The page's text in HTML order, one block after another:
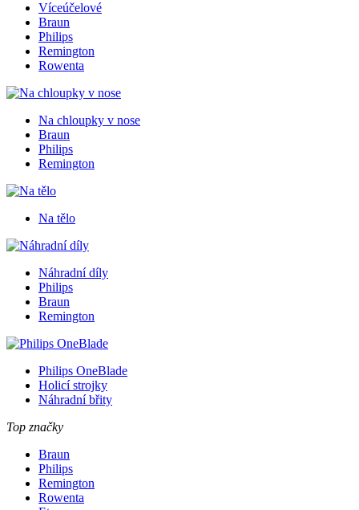
Víceúčelové
Braun
Philips
Remington
Rowenta
Na chloupky v nose
Braun
Philips
Remington
Na tělo
Náhradní díly
Philips
Braun
Remington
Philips OneBlade
Holicí strojky
Náhradní břity
Top značky
Braun
Philips
Remington
Rowenta